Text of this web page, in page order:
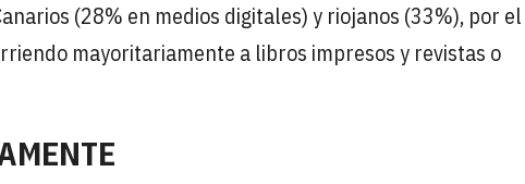
(28% en medios digitales) y riojanos (33%), por el
mayoritariamente a libros impresos y revistas o